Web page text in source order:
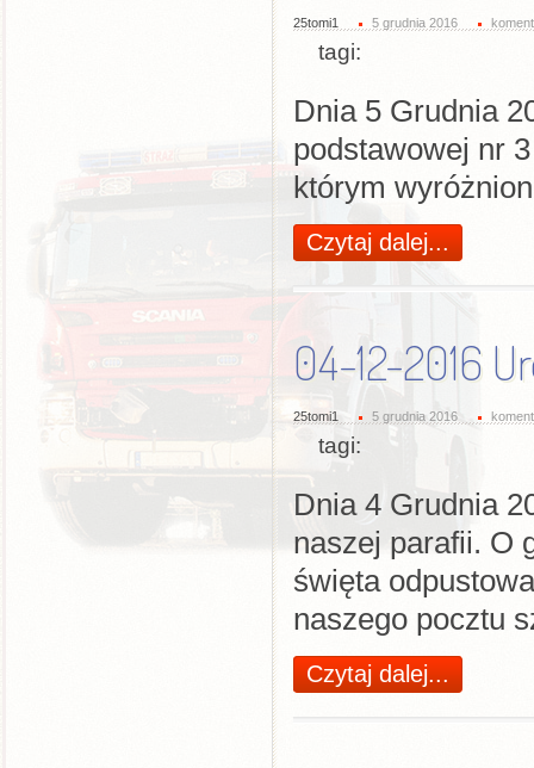
25tomi1 5 grudnia 2016
tagi:
Dnia 5 Grudnia
podstawowej nr 3
którym
Czytaj dalej...
04-12-2016
25tomi1 5 grudnia 2016
tagi:
Dnia 4 Grudnia
naszej parafii. O
święta
naszego pocztu
Czytaj dalej...